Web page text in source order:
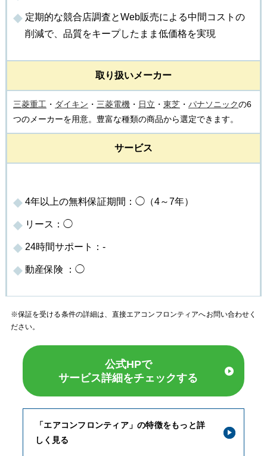
定期的な競合店調査とWeb販売による中間コストの
削減で、品質をキープしたまま低価格を実現
取り扱いメーカー
三菱重工 ・ ダイキン ・ 三菱電機 ・ 日立 ・ 東芝 ・ パナソニックの6
つのメーカーを用意。豊富な種類の商品から選定できます。
サービス
4年以上の無料保証期間：◯（4～7年）
リース：◯
24時間サポート：-
動産保険 ：◯
※保証を受ける条件の詳細は、直接エアコンフロンティアへお問い合わせく
ださい。
公式HPで
サービス詳細をチェックする
「エアコンフロンティア」の特徴をもっと詳
しく見る